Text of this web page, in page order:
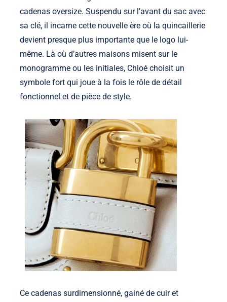
cadenas oversize. Suspendu sur l’avant du sac avec
sa clé, il incarne cette nouvelle ère où la quincaillerie
devient presque plus importante que le logo lui-
même. Là où d’autres maisons misent sur le
monogramme ou les initiales, Chloé choisit un
symbole fort qui joue à la fois le rôle de détail
fonctionnel et de pièce de style.
Ce cadenas surdimensionné, gainé de cuir et